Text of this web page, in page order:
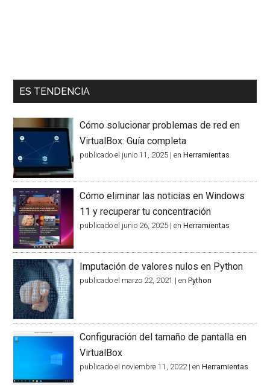
ES TENDENCIA
Cómo solucionar problemas de red en
VirtualBox: Guía completa
publicado el junio 11, 2025 |enHerramientas
Cómo eliminar las noticias en Windows
11 y recuperar tu concentración
publicado el junio 26, 2025 |enHerramientas
Imputación de valores nulos en Python
publicado el marzo 22, 2021 |enPython
Configuración del tamaño de pantalla en
VirtualBox
publicado el noviembre 11, 2022|enHerramientas